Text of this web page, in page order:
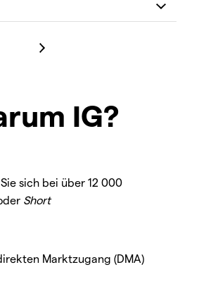
IG?
sich bei über 12 000
Short
Marktzugang (DMA)